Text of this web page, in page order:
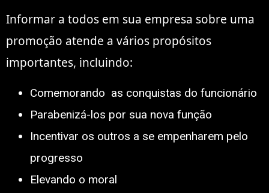
Informar a todos em sua empresa sobre uma
promoção atende a vários propósitos
importantes, incluindo:
Comemorando as conquistas do funcionário
Parabenizá-los por sua nova função
Incentivar os outros a se empenharem pelo
progresso
Elevando o moral